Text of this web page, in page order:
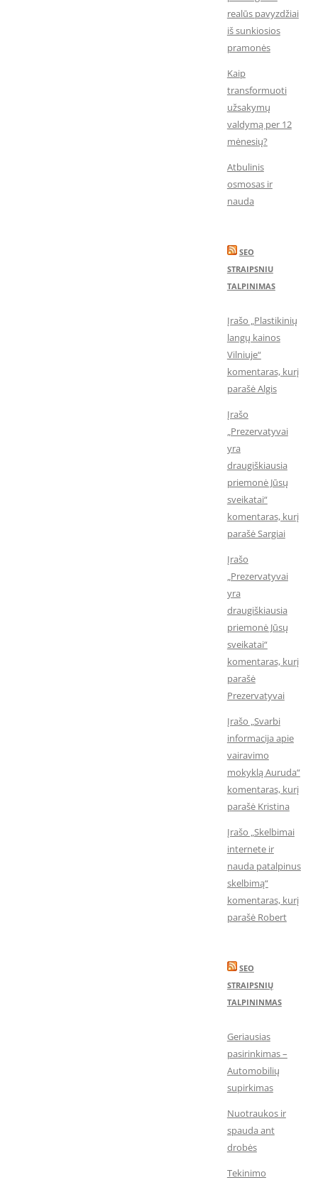
realūs pavyzdžiai
iš sunkiosios
pramonės
Kaip
transformuoti
užsakymų
valdymą per 12
mėnesių?
Atbulinis
osmosas ir
nauda
SEO
STRAIPSNIU
TALPINIMAS
Įrašo „Plastikinių
langų kainos
Vilniuje“
komentaras, kurį
parašė Algis
Įrašo
„Prezervatyvai
yra
draugiškiausia
priemonė Jūsų
sveikatai“
komentaras, kurį
parašė Sargiai
Įrašo
„Prezervatyvai
yra
draugiškiausia
priemonė Jūsų
sveikatai“
komentaras, kurį
parašė
Prezervatyvai
Įrašo „Svarbi
informacija apie
vairavimo
mokyklą Auruda“
komentaras, kurį
parašė Kristina
Įrašo „Skelbimai
internete ir
nauda patalpinus
skelbimą“
komentaras, kurį
parašė Robert
SEO
STRAIPSNIŲ
TALPININMAS
Geriausias
pasirinkimas –
Automobilių
supirkimas
Nuotraukos ir
spauda ant
drobės
Tekinimo